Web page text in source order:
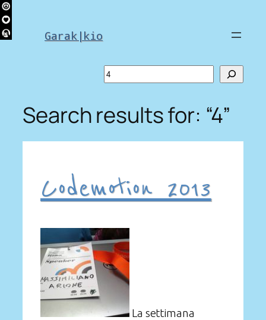
Skip
to
content Garak|kio
Search
Search results for: “4”
Codemotion 2013
La settimana